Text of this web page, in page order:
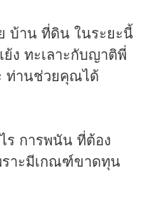
บ้าน ที่ดิน ในระยะนี้
ง ทะเลาะกับญาติพี่
ท่านช่วยคุณได้
ร การพนัน ที่ต้อง
ราะมีเกณฑ์ขาดทุน